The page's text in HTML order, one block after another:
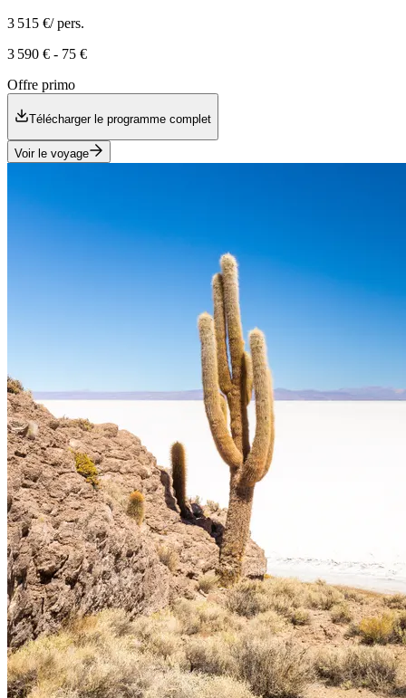
3 515 €/ pers.
3 590 € - 75 €
Offre primo
Télécharger le programme complet
Voir le voyage